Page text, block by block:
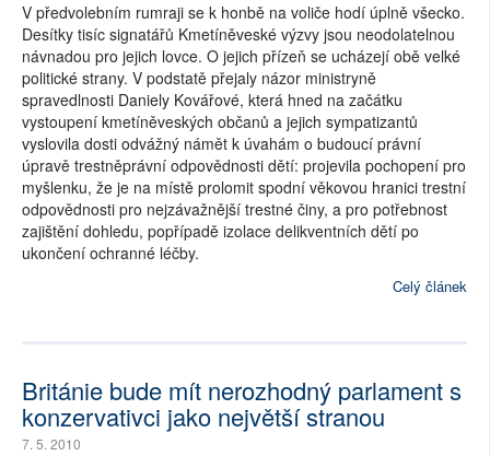
V předvolebním rumraji se k honbě na voliče hodí úplně všecko.
Desítky tisíc signatářů Kmetíněveské výzvy jsou neodolatelnou
návnadou pro jejich lovce. O jejich přízeň se ucházejí obě velké
politické strany. V podstatě přejaly názor ministryně
spravedlnosti Daniely Kovářové, která hned na začátku
vystoupení kmetíněveských občanů a jejich sympatizantů
vyslovila dosti odvážný námět k úvahám o budoucí právní
úpravě trestněprávní odpovědnosti dětí: projevila pochopení pro
myšlenku, že je na místě prolomit spodní věkovou hranici trestní
odpovědnosti pro nejzávažnější trestné činy, a pro potřebnost
zajištění dohledu, popřípadě izolace delikventních dětí po
ukončení ochranné léčby.
Celý článek
Británie bude mít nerozhodný parlament s
konzervativci jako největší stranou
7. 5. 2010